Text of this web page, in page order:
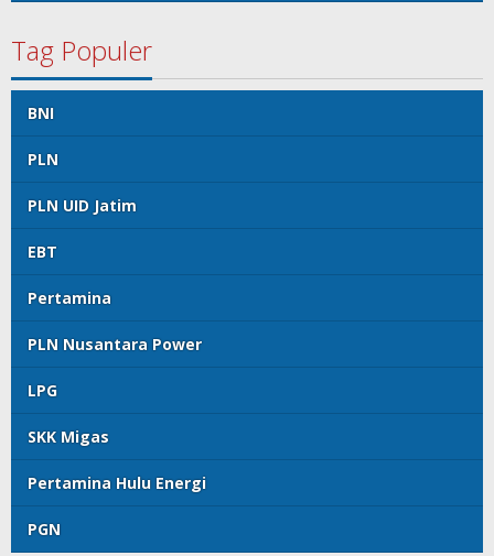
Tag Populer
BNI
PLN
PLN UID Jatim
EBT
Pertamina
PLN Nusantara Power
LPG
SKK Migas
Pertamina Hulu Energi
PGN